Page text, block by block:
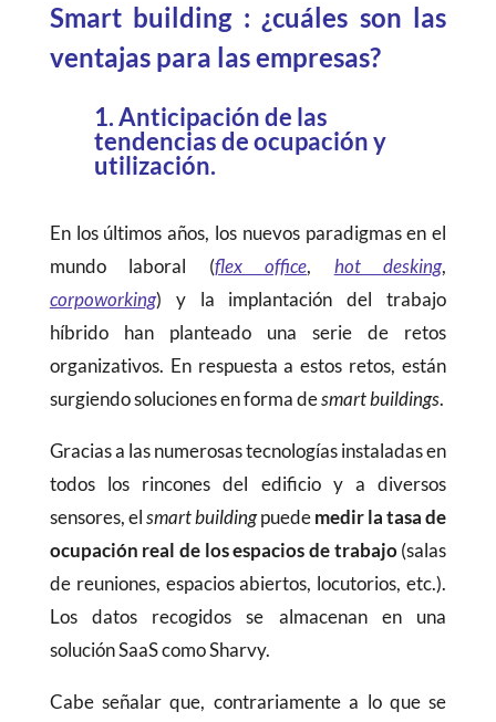
Smart building : ¿cuáles son las
ventajas para las empresas?
1. Anticipación de las
tendencias de ocupación y
utilización.
En los últimos años, los nuevos paradigmas en el
mundo laboral (flex office, hot desking,
corpoworking) y la implantación del trabajo
híbrido han planteado una serie de retos
organizativos. En respuesta a estos retos, están
surgiendo soluciones en forma desmart buildings.
Gracias a las numerosas tecnologías instaladas en
todos los rincones del edificio y a diversos
sensores, elsmart buildingpuedemedir la tasa de
ocupación real de los espacios de trabajo(salas
de reuniones, espacios abiertos, locutorios, etc.).
Los datos recogidos se almacenan en una
solución SaaS como Sharvy.
Cabe señalar que, contrariamente a lo que se